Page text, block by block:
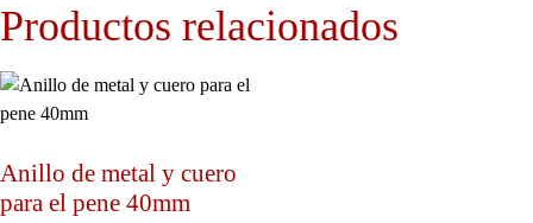
Productos relacionados
Anillo de metal y cuero
para el pene 40mm